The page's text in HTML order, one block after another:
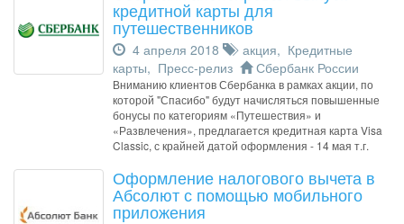
кредитной карты для
путешественников
4 апреля 2018 акция, Кредитные
карты, Пресс-релиз Сбербанк России
Вниманию клиентов Сбербанка в рамках акции, по
которой "Спасибо" будут начисляться повышенные
бонусы по категориям «Путешествия» и
«Развлечения», предлагается кредитная карта Visa
Classic, с крайней датой оформления - 14 мая т.г.
Оформление налогового вычета в
Абсолют с помощью мобильного
приложения